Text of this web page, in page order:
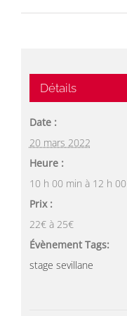
Détails
Date :
20 mars 2022
Heure :
10 h 00 min à 12 h
Prix :
22€ à 25€
Évènement Tags:
stage sevillane